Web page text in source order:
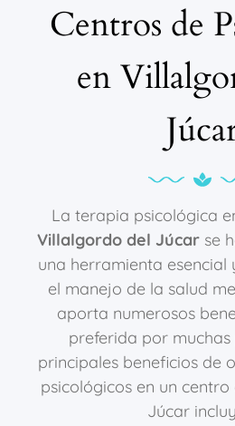
Centros de
en
La terapia psicológica
Villalgordo del Júcarse
una herramienta
el manejo de la salud
aporta numerosos
preferida por muchas
principales beneficios de
psicológicos en un
Júcar